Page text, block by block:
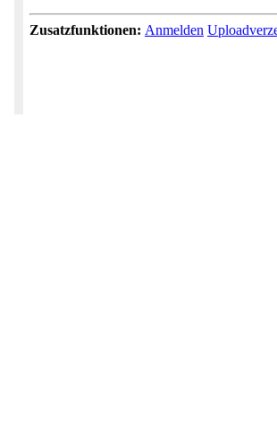
Zusatzfunktionen: Anmelden